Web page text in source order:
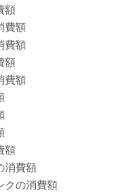
額
費額
費額
額
費額
額
消費額
クの消費額